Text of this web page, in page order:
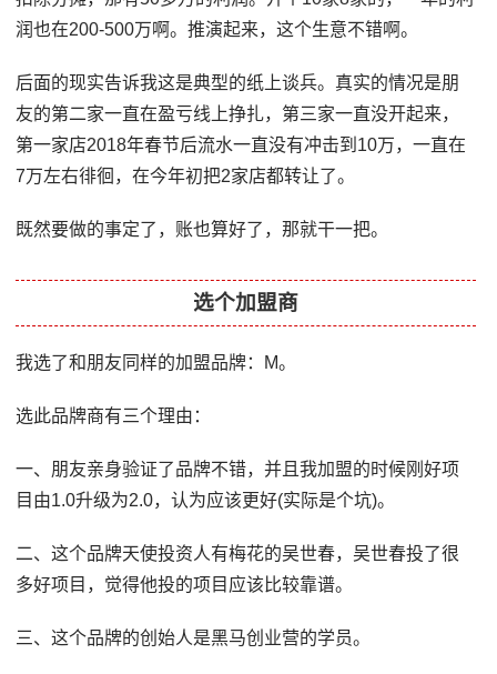
润也在200-500万啊。推演起来，这个生意不错啊。
后面的现实告诉我这是典型的纸上谈兵。真实的情况是朋
友的第二家一直在盈亏线上挣扎，第三家一直没开起来，
第一家店2018年春节后流水一直没有冲击到10万，一直在
7万左右徘徊，在今年初把2家店都转让了。
既然要做的事定了，账也算好了，那就干一把。
选个加盟商
我选了和朋友同样的加盟品牌：M。
选此品牌商有三个理由：
一、朋友亲身验证了品牌不错，并且我加盟的时候刚好项
目由1.0升级为2.0，认为应该更好(实际是个坑)。
二、这个品牌天使投资人有梅花的吴世春，吴世春投了很
多好项目，觉得他投的项目应该比较靠谱。
三、这个品牌的创始人是黑马创业营的学员。